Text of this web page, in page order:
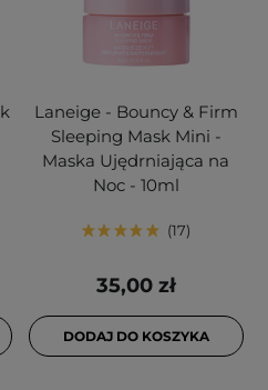
Laneige - Bouncy & Firm
Sleeping Mask Mini -
Maska Ujędrniająca na
Noc - 10ml
17
35,00 zł
DODAJ DO KOSZYKA